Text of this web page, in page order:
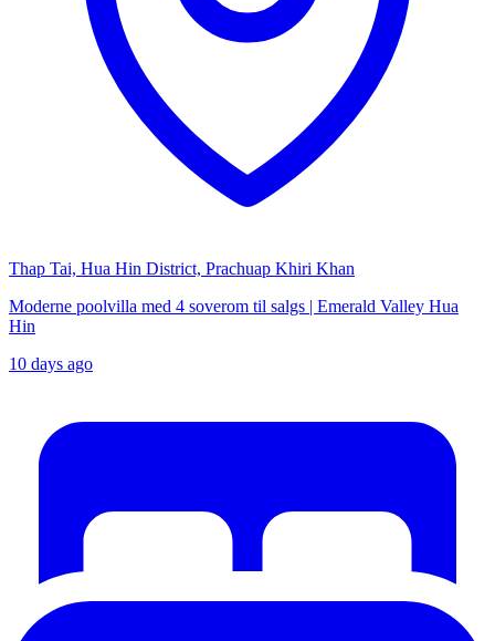
Thap Tai, Hua Hin District, Prachuap Khiri Khan
Moderne poolvilla med 4 soverom til salgs | Emerald Valley Hua
Hin
10 days ago